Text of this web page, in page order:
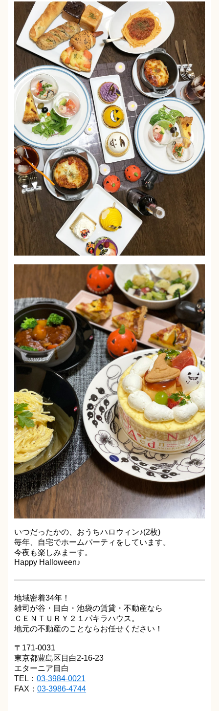
いつだったかの、おうちハロウィン♪(2枚)
毎年、自宅でホームパーティをしています。
今夜も楽しみまーす。
Happy Halloween♪
地域密着34年！
雑司が谷・目白・池袋の賃貸・不動産なら
ＣＥＮＴＵＲＹ２１パキラハウス。
地元の不動産のことならお任せください！
〒171-0031
東京都豊島区目白2-16-23
エターニア目白
TEL：03-3984-0021
FAX：03-3986-4744